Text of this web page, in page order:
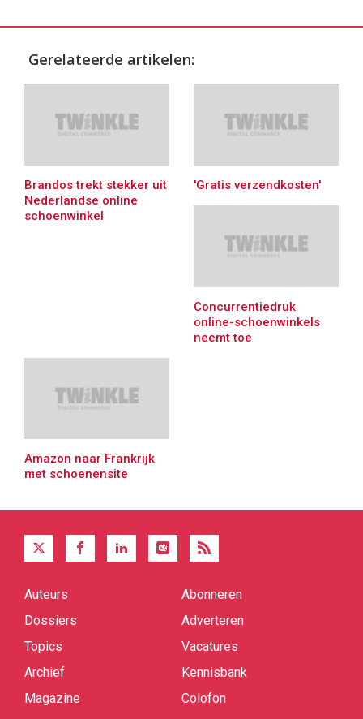
Gerelateerde artikelen:
Brandos trekt stekker uit
Nederlandse online
schoenwinkel
'Gratis verzendkosten'
Concurrentiedruk
online-schoenwinkels
neemt toe
Amazon naar Frankrijk
met schoenensite
Quick
Auteurs
Dossiers
Topics
Archief
Magazine
Abonneren
Adverteren
Vacatures
Kennisbank
Colofon